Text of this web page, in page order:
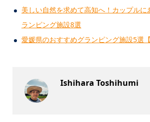
美しい自然を求めて高知へ！カップル
ランピング施設8選
愛媛県のおすすめグランピング施設5選
Ishihara Toshihumi